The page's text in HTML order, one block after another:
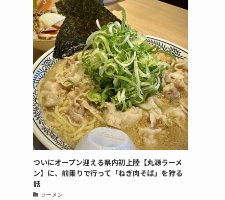
ついにオープン迎える県内初上陸【丸源ラーメ
ン】に、前乗りで行って「ねぎ肉そば」を狩る
話
ラーメン